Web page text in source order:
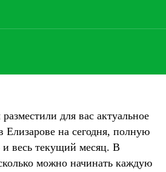
для вас актуальное
Елизарове на сегодня, полную
весь текущий месяц. В
можно начинать каждую